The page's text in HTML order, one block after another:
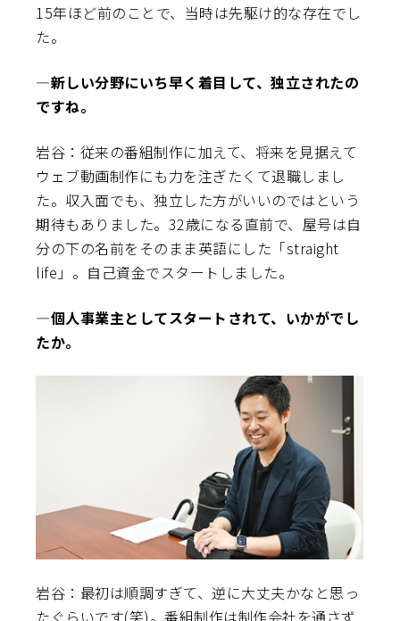
15年ほど前のことで、当時は先駆け的な存在でし
た。
―新しい分野にいち早く着目して、独立されたの
ですね。
岩谷：従来の番組制作に加えて、将来を見据えて
ウェブ動画制作にも力を注ぎたくて退職しまし
た。収入面でも、独立した方がいいのではという
期待もありました。32歳になる直前で、屋号は自
分の下の名前をそのまま英語にした「straight
life」。自己資金でスタートしました。
―個人事業主としてスタートされて、いかがでし
たか。
岩谷：最初は順調すぎて、逆に大丈夫かなと思っ
たぐらいです(笑)。番組制作は制作会社を通さず